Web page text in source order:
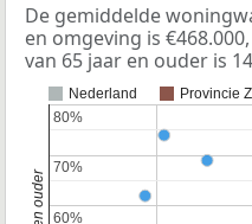
De gemiddelde
en omgeving is
van 65 jaar en ouder is
Nederland Provincie
60%
60%
70%
70%
80%
80%